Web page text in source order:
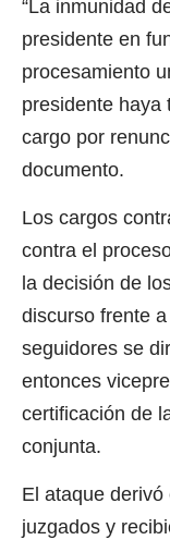
“La inmunidad
presidente en
procesamiento
presidente haya
cargo por
documento.
Los cargos
contra el
la decisión de
discurso frente
seguidores se
entonces
certificación de
conjunta.
El ataque
juzgados y